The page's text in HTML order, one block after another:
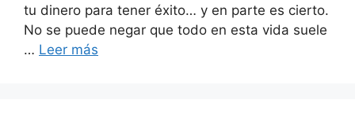
tu dinero para tener éxito… y en parte es cierto.
No se puede negar que todo en esta vida suele
… Leer más